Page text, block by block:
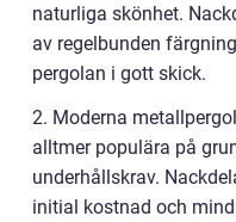
naturliga skönhet.
av regelbunden
pergolan i gott skick.
2. Moderna
alltmer populära på
underhållskrav.
initial kostnad och